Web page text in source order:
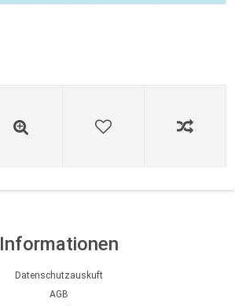
Informationen
Datenschutzauskuft
AGB